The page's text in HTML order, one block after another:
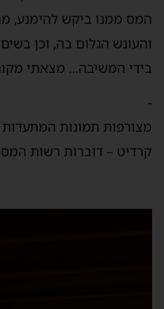
המס ממנו ביקש להימנע,
והעונש הגלום בה, וכן
בידי המשיבה… מצאתי
-
מצורפות תמונות
קרדיט – דוברות רשות